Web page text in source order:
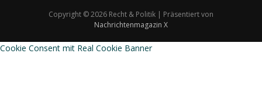
Copyright © 2026 Recht & Politik | Präsentiert von
Nachrichtenmagazin X
Cookie Consent mit Real Cookie Banner